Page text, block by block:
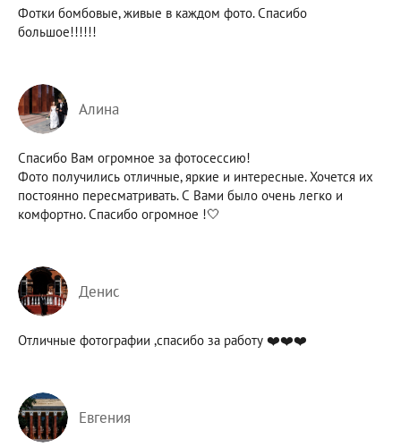
Фотки бомбовые, живые в каждом фото. Спасибо
большое!!!!!!
Алина
Спасибо Вам огромное за фотосессию!
Фото получились отличные, яркие и интересные. Хочется их
постоянно пересматривать. С Вами было очень легко и
комфортно. Спасибо огромное !🤍
Денис
Отличные фотографии ,спасибо за работу ❤️❤️❤️
Евгения